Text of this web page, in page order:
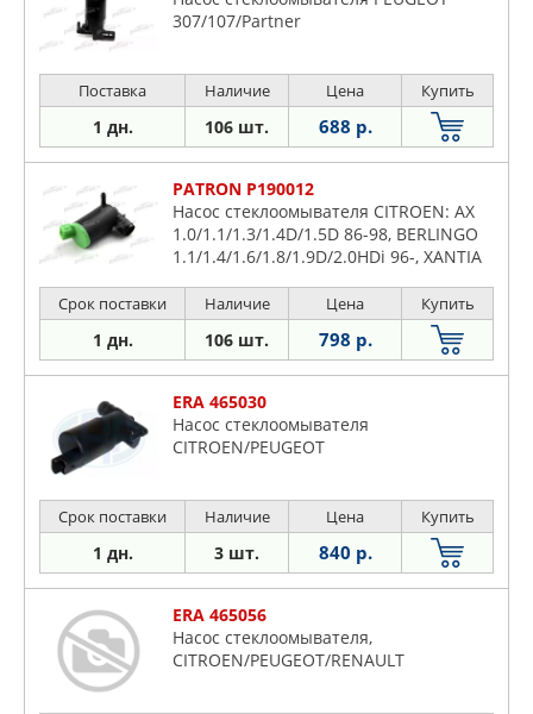
307/107/Partner
Поставка Наличие Цена Купить
1 дн. 106 шт. 688 р.
PATRON P190012
Насос стеклоомывателя CITROEN: AX
1.0/1.1/1.3/1.4D/1.5D 86-98, BERLINGO
1.1/1.4/1.6/1.8/1.9D/2.0HDi 96-, XANTIA
97-01, 406 95-04, PART
Срок поставки Наличие Цена Купить
1 дн. 106 шт. 798 р.
ERA 465030
Насос стеклоомывателя
CITROEN/PEUGEOT
Срок поставки Наличие Цена Купить
1 дн. 3 шт. 840 р.
ERA 465056
Насос стеклоомывателя,
CITROEN/PEUGEOT/RENAULT